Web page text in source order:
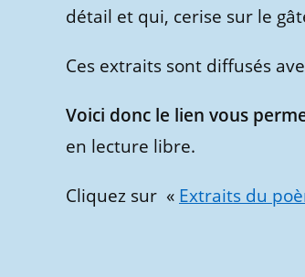
détail et qui, cerise sur le
Ces extraits sont diffusés
Voici donc le lien vous
en lecture libre.
Cliquez sur « Extraits du